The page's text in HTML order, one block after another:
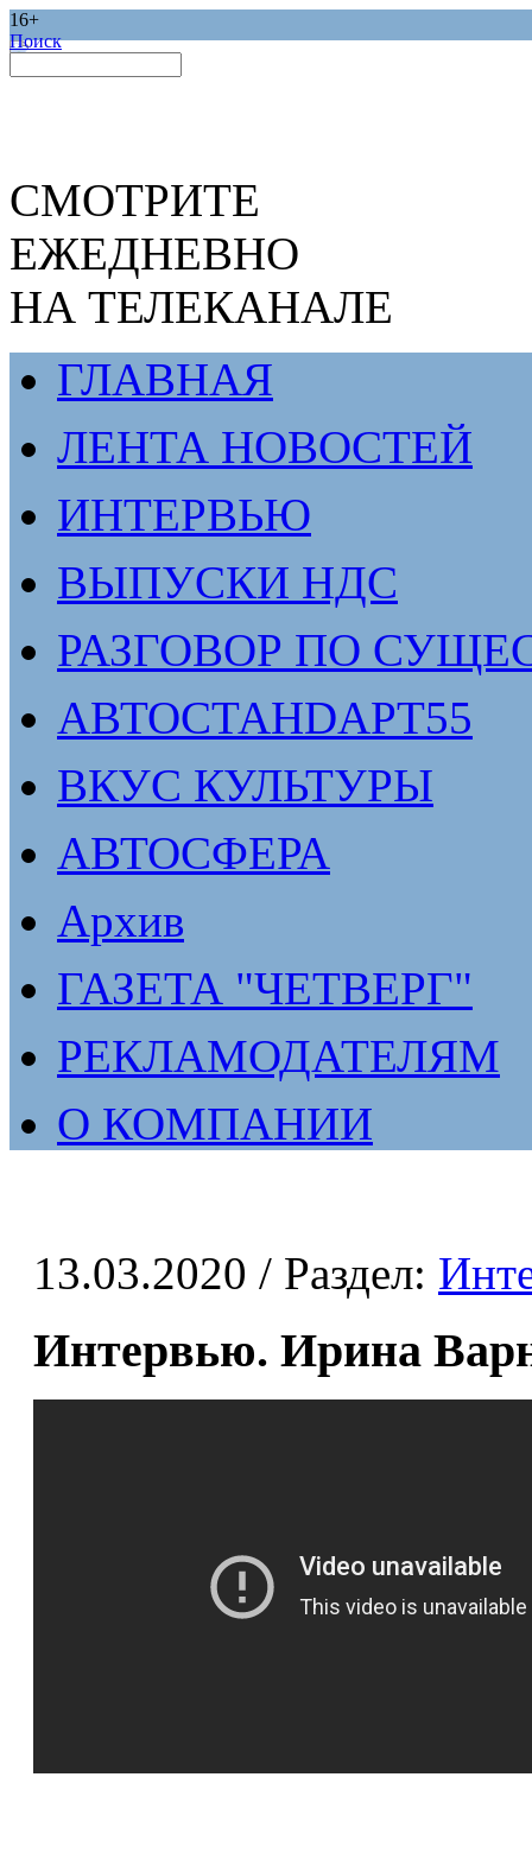
16+
Поиск
СМОТРИТЕ
ЕЖЕДНЕВНО
НА ТЕЛЕКАНАЛЕ
ГЛАВНАЯ
ЛЕНТА НОВОСТЕЙ
ИНТЕРВЬЮ
ВЫПУСКИ НДС
РАЗГОВОР ПО
АВТОСТАНDАРТ55
ВКУС КУЛЬТУРЫ
АВТОСФЕРА
Архив
ГАЗЕТА "ЧЕТВЕРГ"
РЕКЛАМОДАТЕЛЯМ
О КОМПАНИИ
13.03.2020 / Раздел:
Интервью. Ирина